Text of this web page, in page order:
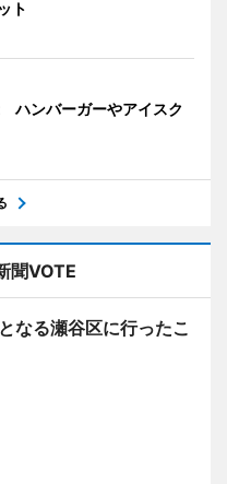
ト
ンバーガーやアイスク
聞VOTE
なる瀬谷区に行ったこ